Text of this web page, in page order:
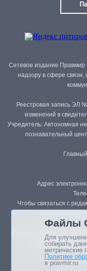
Сетевое издание Правмир
надзору в сфере
Реестровая запись ЭЛ
изменений в
Учредитель: Автономная
познавательный
Адрес
Чтобы связаться с
Републикация
возможна только
Файлы
Для
собирать
метрические
Политике
в pravmir.ru